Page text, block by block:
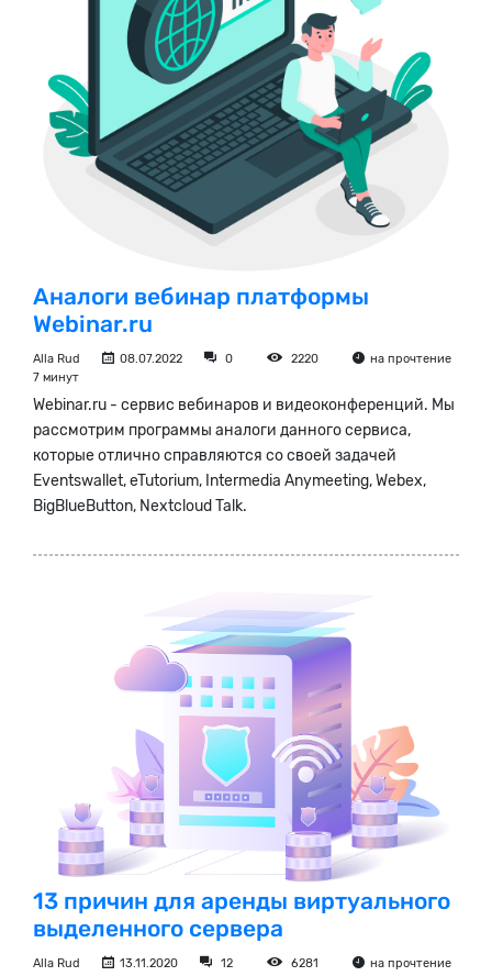
Аналоги вебинар платформы
Webinar.ru
Alla Rud 08.07.2022 0 2220
на прочтение
7 минут
Webinar.ru - сервис вебинаров и видеоконференций. Мы
рассмотрим программы аналоги данного сервиса,
которые отлично справляются со своей задачей
Eventswallet, eTutorium, Intermedia Anymeeting, Webex,
BigBlueButton, Nextcloud Talk.
13 причин для аренды виртуального
выделенного сервера
Alla Rud 13.11.2020 12 6281
на прочтение